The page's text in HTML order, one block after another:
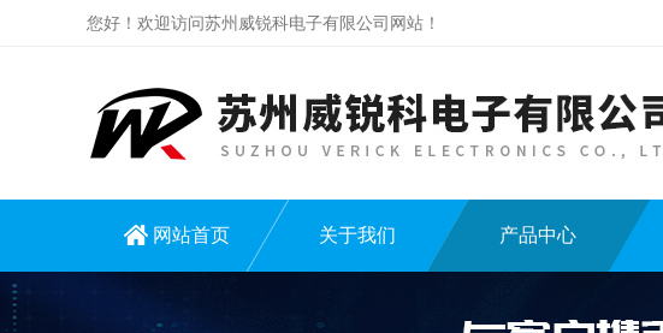
您好！欢迎访问苏州威锐科电子有限公司网站！
网站首页 关于我们 产品中心